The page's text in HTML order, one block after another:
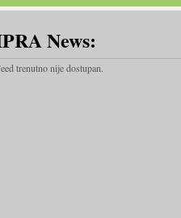
News:
trenutno nije dostupan.